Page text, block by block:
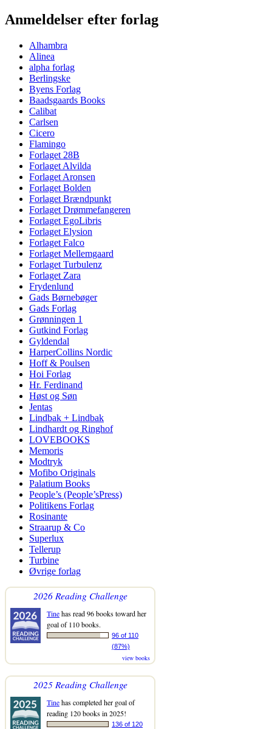
Anmeldelser efter forlag
Alhambra
Alinea
alpha forlag
Berlingske
Byens Forlag
Baadsgaards Books
Calibat
Carlsen
Cicero
Flamingo
Forlaget 28B
Forlaget Alvilda
Forlaget Aronsen
Forlaget Bolden
Forlaget Brændpunkt
Forlaget Drømmefangeren
Forlaget EgoLibris
Forlaget Elysion
Forlaget Falco
Forlaget Mellemgaard
Forlaget Turbulenz
Forlaget Zara
Frydenlund
Gads Børnebøger
Gads Forlag
Grønningen 1
Gutkind Forlag
Gyldendal
HarperCollins Nordic
Hoff & Poulsen
Hoi Forlag
Hr. Ferdinand
Høst og Søn
Jentas
Lindbak + Lindbak
Lindhardt og Ringhof
LOVEBOOKS
Memoris
Modtryk
Mofibo Originals
Palatium Books
People’s (People’sPress)
Politikens Forlag
Rosinante
Straarup & Co
Superlux
Tellerup
Turbine
Øvrige forlag
2026 Reading Challenge
Tinehas read 96 books toward her
goal of 110 books.
96 of 110
(87%)
view books
2025 Reading Challenge
Tinehas completed her goal of
reading 120 books in 2025!
136 of 120